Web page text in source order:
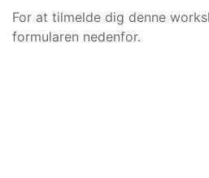
For at tilmelde dig denne
formularen nedenfor.